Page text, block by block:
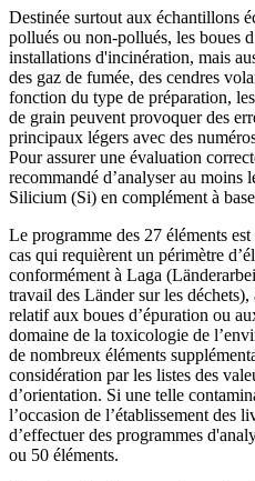
Destinée surtout aux échantillons
pollués ou non-pollués, les boues
installations d'incinération, mais
des gaz de fumée, des cendres
fonction du type de préparation,
de grain peuvent provoquer des
principaux légers avec des
Pour assurer une évaluation
recommandé d’analyser au moins
Silicium (Si) en complément à
Le programme des 27 éléments
cas qui requièrent un périmètre
conformément à Laga
travail des Länder sur les
relatif aux boues d’épuration ou
domaine de la toxicologie de
de nombreux éléments
considération par les listes des
d’orientation. Si une telle
l’occasion de l’établissement des
d’effectuer des programmes
ou 50 éléments.